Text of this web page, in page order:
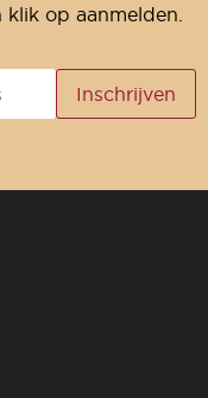
op aanmelden.